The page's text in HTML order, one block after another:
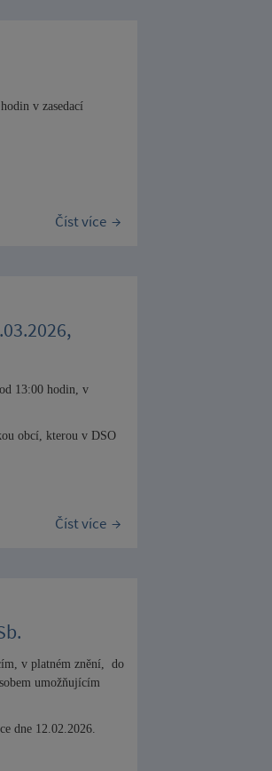
v zasedací
Číst více
13:00 hodin, v
obcí, kterou v DSO
Číst více
v platném znění, do
umožňujícím
dne 12.02.2026.